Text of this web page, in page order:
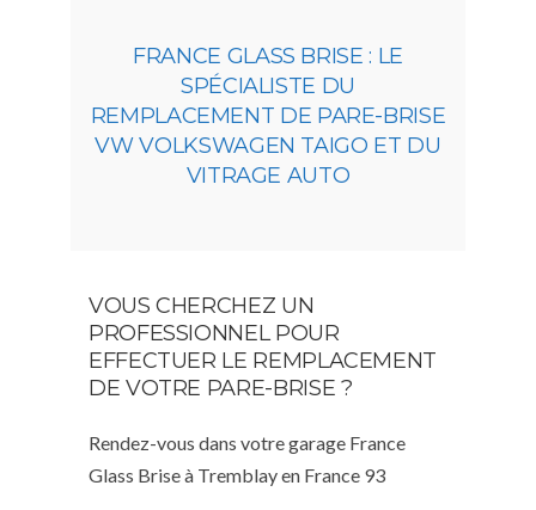
FRANCE GLASS BRISE : LE
SPÉCIALISTE DU
REMPLACEMENT DE PARE-BRISE
VW VOLKSWAGEN TAIGO ET DU
VITRAGE AUTO
VOUS CHERCHEZ UN
PROFESSIONNEL POUR
EFFECTUER LE REMPLACEMENT
DE VOTRE PARE-BRISE ?
Rendez-vous dans votre garage France
Glass Brise à Tremblay en France 93